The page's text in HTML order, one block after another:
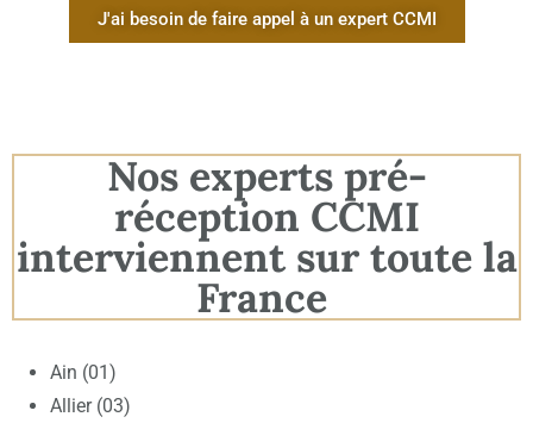
J'ai besoin de faire appel à un expert CCMI
Nos experts pré-
réception CCMI
interviennent sur toute la
France
Ain (01)
Allier (03)